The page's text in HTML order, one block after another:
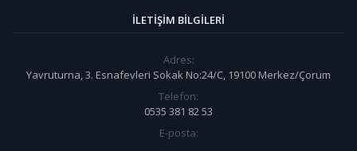
İLETIŞIM BILGILERI
Adres:
Yavruturna, 3. Esnafevleri Sokak No:24/C, 19100 Merkez/Çorum
Telefon:
0535 381 82 53
E-posta: